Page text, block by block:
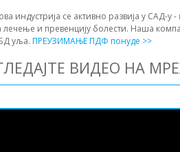
индустрија се активно развија у САД-у -
лечење и превенцију болести. Наша
уља. ПРЕУЗИМАЊЕ ПДФ понуде >>
ВИДЕО НА